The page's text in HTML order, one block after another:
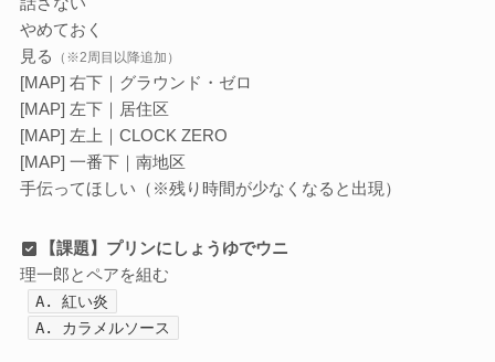
やめておく
見る
（※2周目以降追加）
[MAP] 右下｜グラウンド・ゼロ
[MAP] 左下｜居住区
[MAP] 左上｜CLOCK ZERO
[MAP] 一番下｜南地区
手伝ってほしい（※残り時間が少なくなると出現）
【課題】プリンにしょうゆでウニ
理一郎とペアを組む
A. 紅い炎
A. カラメルソース